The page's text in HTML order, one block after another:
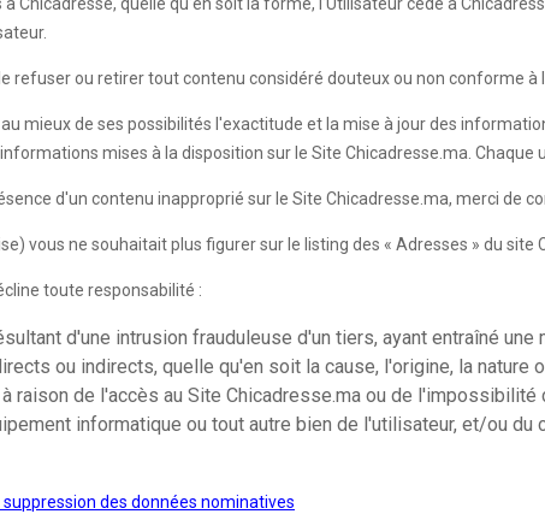
Chicadresse, quelle qu'en soit la forme, l'Utilisateur cède à
refuser ou retirer tout contenu considéré douteux ou non conforme
mieux de ses possibilités l'exactitude et la mise à jour des
mises à la disposition sur le Site Chicadresse.ma.
d'un contenu inapproprié sur le Site Chicadresse.ma, merci de
vous ne souhaitait plus figurer sur le listing des « Adresses » du site
toute responsabilité :
d'une intrusion frauduleuse d'un tiers, ayant entraîné
ou indirects, quelle qu'en soit la cause, l'origine, la
raison de l'accès au Site Chicadresse.ma ou de
informatique ou tout autre bien de l'utilisateur, et/ou
des données nominatives